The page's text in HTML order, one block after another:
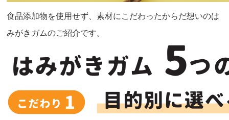
食品添加物を使用せず、素材にこだわったからだ想いのは
みがきガムのご紹介です。